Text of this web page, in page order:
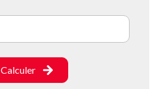
Calculer